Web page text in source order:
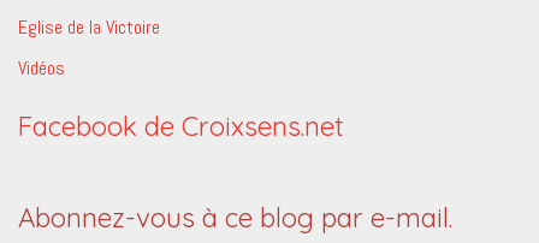
Eglise de la Victoire
Vidéos
Facebook de Croixsens.net
Abonnez-vous à ce blog par e-mail.